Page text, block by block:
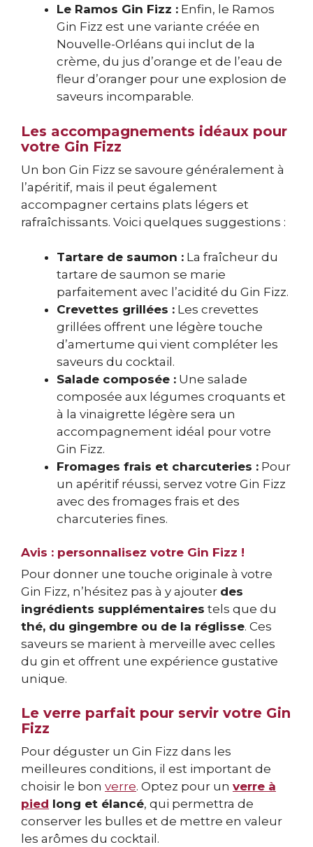
Le Ramos Gin Fizz : Enfin, le Ramos
Gin Fizz est une variante créée en
Nouvelle-Orléans qui inclut de la
crème, du jus d’orange et de l’eau de
fleur d’oranger pour une explosion de
saveurs incomparable.
Les accompagnements idéaux pour
votre Gin Fizz
Un bon Gin Fizz se savoure généralement à
l’apéritif, mais il peut également
accompagner certains plats légers et
rafraîchissants. Voici quelques suggestions :
Tartare de saumon : La fraîcheur du
tartare de saumon se marie
parfaitement avec l’acidité du Gin Fizz.
Crevettes grillées : Les crevettes
grillées offrent une légère touche
d’amertume qui vient compléter les
saveurs du cocktail.
Salade composée : Une salade
composée aux légumes croquants et
à la vinaigrette légère sera un
accompagnement idéal pour votre
Gin Fizz.
Fromages frais et charcuteries : Pour
un apéritif réussi, servez votre Gin Fizz
avec des fromages frais et des
charcuteries fines.
Avis : personnalisez votre Gin Fizz !
Pour donner une touche originale à votre
Gin Fizz, n’hésitez pas à y ajouter des
ingrédients supplémentaires tels que du
thé, du gingembre ou de la réglisse. Ces
saveurs se marient à merveille avec celles
du gin et offrent une expérience gustative
unique.
Le verre parfait pour servir votre Gin
Fizz
Pour déguster un Gin Fizz dans les
meilleures conditions, il est important de
choisir le bon verre. Optez pour un verre à
pied long et élancé, qui permettra de
conserver les bulles et de mettre en valeur
les arômes du cocktail.